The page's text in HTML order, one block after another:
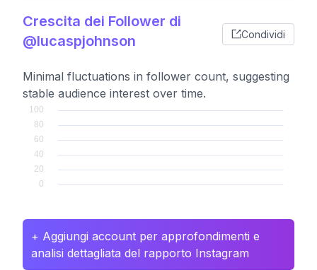
Crescita dei Follower di
@lucaspjohnson
Condividi
Minimal fluctuations in follower count, suggesting
stable audience interest over time.
+ Aggiungi account per approfondimenti e
analisi dettagliata del rapporto Instagram